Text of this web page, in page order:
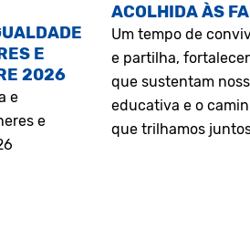
E
2026
e
e
ACOLHIDA ÀS
Um tempo de
e partilha,
que sustentam
educativa e o
que trilhamos